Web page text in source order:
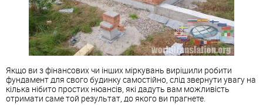
Якщо ви з фінансових чи інших міркувань вирішили робити
фундамент для свого будинку самостійно, слід звернути увагу на
кілька нібито простих нюансів, які дадуть вам можливість
отримати саме той результат, до якого ви прагнете.